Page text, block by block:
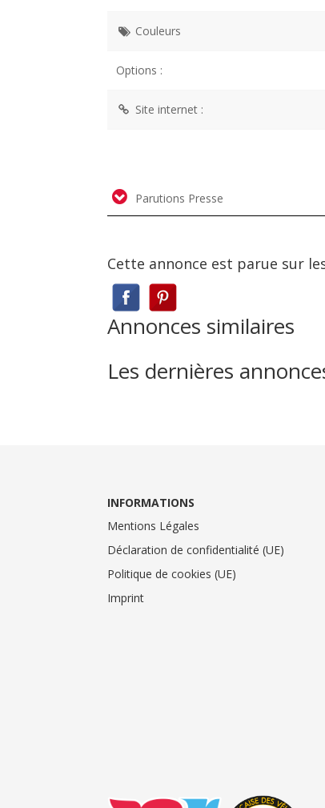
Couleurs
Options :
Site internet :
Parutions Presse
Cette annonce est parue sur
Annonces similaires
Les dernières
INFORMATIONS
Mentions Légales
Déclaration de confidentialité (UE)
Politique de cookies (UE)
Imprint